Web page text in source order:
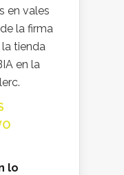
en vales
la firma
la tienda
en la
lo